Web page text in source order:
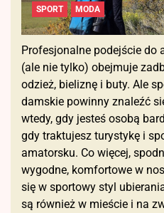
MODA
SPORT
Profesjonalne podejście do
(ale nie tylko) obejmuje
odzież, bieliznę i buty. Ale
damskie powinny znaleźć
wtedy, gdy jesteś osobą
gdy traktujesz turystykę i
amatorsku. Co więcej,
wygodne, komfortowe w
się w sportowy styl
są również w mieście i na